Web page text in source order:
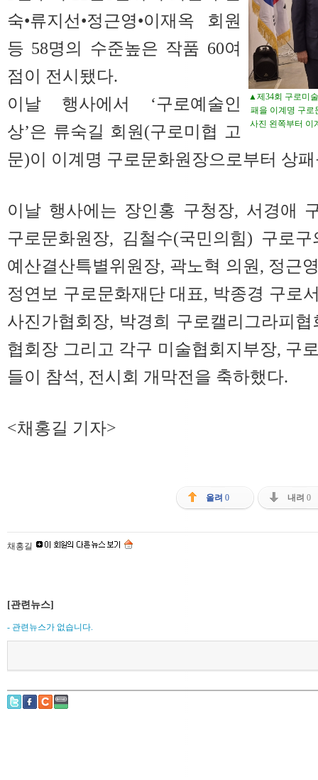
▲제34회 구로미
패을 이계명 구로
사진 왼쪽부터 이
숙•류지선•정근영•이재옥 회원
등 58명의 수준높은 작품 60여
점이 전시됐다.
이날 행사에서 ‘구로예술인
상’은 류숙길 회원(구로미협 고
문)이 이계명 구로문화원장으로부터 상
이날 행사에는 장인홍 구청장, 서경애
구로문화원장, 김철수(국민의힘) 구로
예산결산특별위원장, 곽노혁 의원, 정근
정연보 구로문화재단 대표, 박종경 구로
사진가협회장, 박경희 구로캘리그라피
협회장 그리고 각구 미술협회지부장, 구
들이 참석, 전시회 개막전을 축하했다.
<채홍길 기자>
올려 0 내려 0
채홍길
[관련뉴스]
- 관련뉴스가 없습니다.